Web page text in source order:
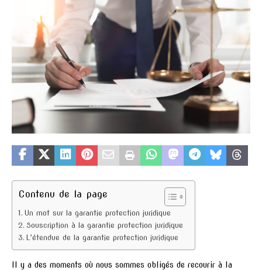
Contenu de la page
Un mot sur la garantie protection juridique
Souscription à la garantie protection juridique
L’étendue de la garantie protection juridique
Il y a des moments où nous sommes obligés de recourir à la